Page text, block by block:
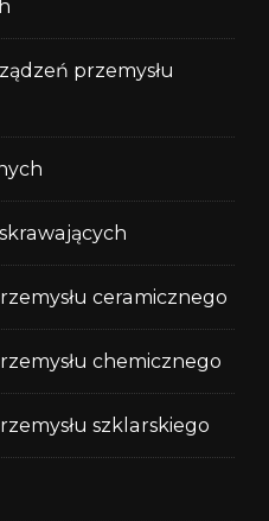
przemysłu
ceramicznego
chemicznego
szklarskiego